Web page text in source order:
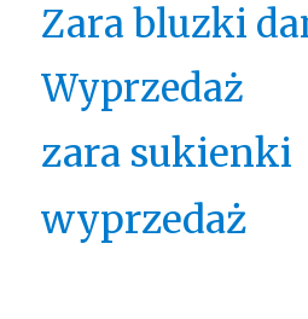
Zara bluzki
Wyprzedaż
zara sukienki
wyprzedaż